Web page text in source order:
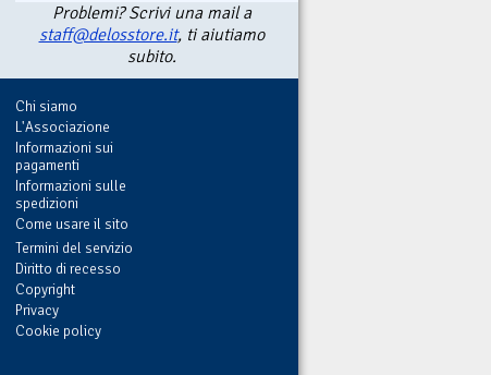
Problemi? Scrivi una mail a
staff@delosstore.it, ti aiutiamo
subito.
Chi siamo
L'Associazione
Informazioni sui
pagamenti
Informazioni sulle
spedizioni
Come usare il sito
Termini del servizio
Diritto di recesso
Copyright
Privacy
Cookie policy